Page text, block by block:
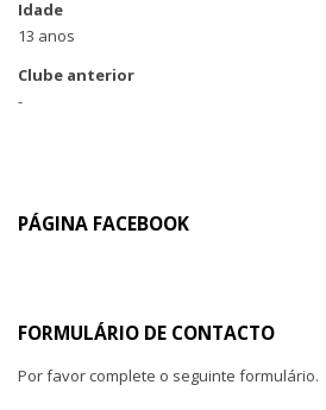
Idade
13 anos
Clube anterior
-
PÁGINA FACEBOOK
FORMULÁRIO DE CONTACTO
Por favor complete o seguinte formulário.